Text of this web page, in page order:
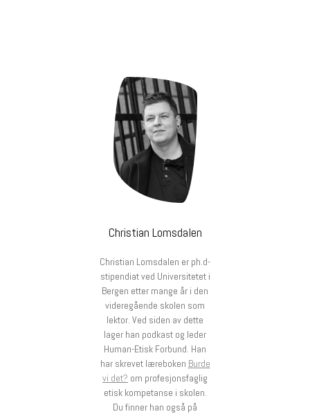
Christian Lomsdalen
Christian Lomsdalen er ph.d-
stipendiat ved Universitetet i
Bergen etter mange år i den
videregående skolen som
lektor. Ved siden av dette
lager han podkast og leder
Human-Etisk Forbund. Han
har skrevet læreboken Burde
vi det? om profesjonsfaglig
etisk kompetanse i skolen.
Du finner han også på